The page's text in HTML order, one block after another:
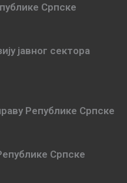
Српске
јавног сектора
Републике Српске
Српске